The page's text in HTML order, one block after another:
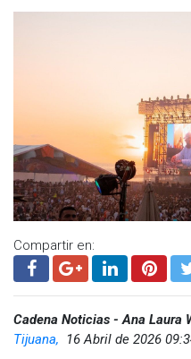
Compartir en:
Cadena Noticias - Ana Laura
Tijuana,
16 Abril de 2026